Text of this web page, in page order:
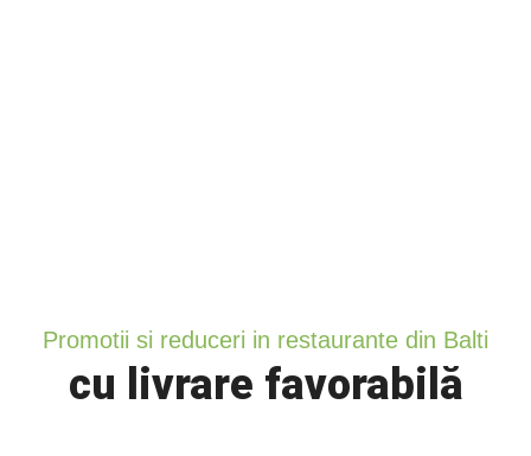
Promotii si reduceri in restaurante din Balti
cu livrare favorabilă